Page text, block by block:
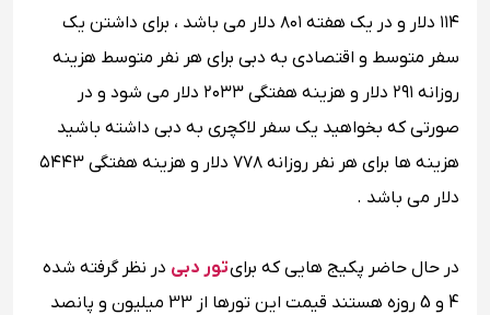
۱۱۴ دلار و در یک هفته ۸۰۱ دلار می باشد ، برای داشتن یک
سفر متوسط و اقتصادی به دبی برای هر نفر متوسط هزینه
روزانه ۲۹۱ دلار و هزینه هفتگی ۲۰۳۳ دلار می شود و در
صورتی که بخواهید یک سفر لاکچری به دبی داشته باشید
هزینه ها برای هر نفر روزانه ۷۷۸ دلار و هزینه هفتگی ۵۴۴۳
دلار می باشد .
در حال حاضر پکیج هایی که برایتور دبی در نظر گرفته شده
4 و 5 روزه هستند قیمت این تورها از 33 میلیون و پانصد